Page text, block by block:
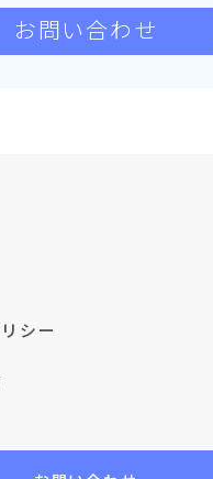
お問い合わせ
シー